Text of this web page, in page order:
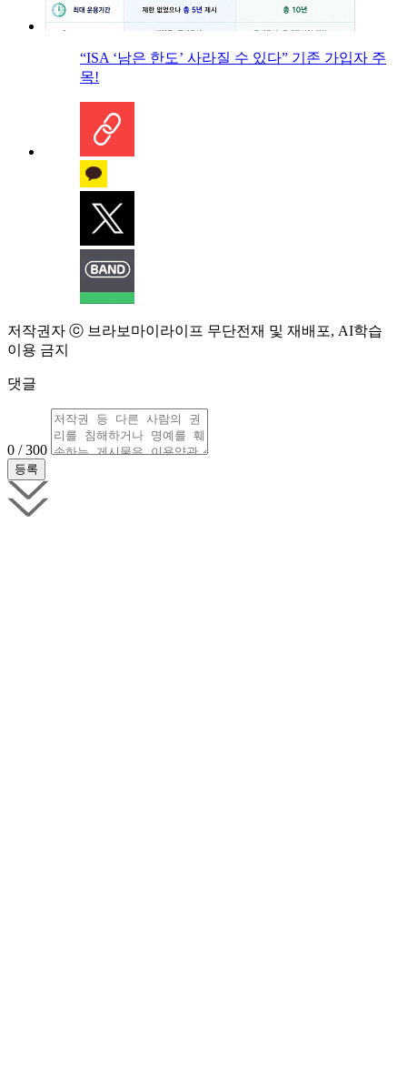
“ISA ‘남은 한도’ 사라질 수 있다” 기존 가입자 주
목!
저작권자 ⓒ 브라보마이라이프 무단전재 및 재배포, AI학습
이용 금지
댓글
0 / 300